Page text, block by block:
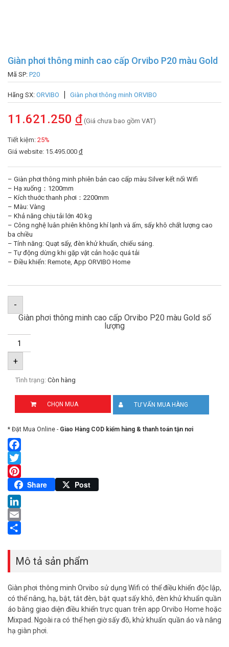
Giàn phơi thông minh cao cấp Orvibo P20 màu Gold
Mã SP: P20
Hãng SX: ORVIBO Giàn phơi thông minh ORVIBO
11.621.250 đ (Giá chưa bao gồm VAT)
Tiết kiệm: 25%
Giá website: 15.495.000 đ
– Giàn phơi thông minh phiên bản cao cấp màu Silver kết nối Wifi
– Hạ xuống：1200mm
– Kích thuớc thanh phơi：2200mm
– Màu: Vàng
– Khả năng chịu tải lớn 40 kg
– Công nghệ luân phiên không khí lạnh và ấm, sấy khô chất lượng cao
ba chiều
– Tính năng: Quạt sấy, đèn khử khuẩn, chiếu sáng.
– Tự động dừng khi gặp vật cản hoặc quá tải
– Điều khiển: Remote, App ORVIBO Home
-
Giàn phơi thông minh cao cấp Orvibo P20 màu Gold số
lượng
+
Tình trạng: Còn hàng
CHỌN MUA TƯ VẤN MUA HÀNG
* Đặt Mua Online - Giao Hàng COD kiểm hàng & thanh toán tận nơi
Facebook
Twitter
Pinterest
Share Post
LinkedIn
Email
Mô tả sản phẩm
Giàn phơi thông minh Orvibo sử dụng Wifi có thể điều khiển độc lập,
có thể nâng, hạ, bật, tắt đèn, bật quạt sấy khô, đèn khử khuẩn quần
áo bằng giao diện điều khiển trực quan trên app Orvibo Home hoặc
Mixpad. Ngoài ra có thể hẹn giờ sấy đồ, khử khuẩn quần áo và nâng
hạ giàn phơi.